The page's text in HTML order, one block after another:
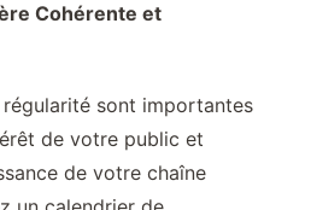
Cohérente et
sont importantes
de votre public et
de votre chaîne